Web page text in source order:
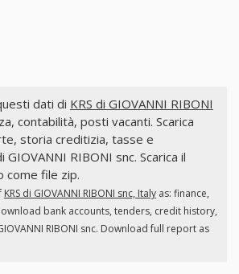
dati di KRS di GIOVANNI RIBONI
contabilità, posti vacanti. Scarica
storia creditizia, tasse e
GIOVANNI RIBONI snc. Scarica il
come file zip.
KRS di GIOVANNI RIBONI snc, Italyas: finance,
bank accounts, tenders, credit history,
RIBONI snc. Download full report as